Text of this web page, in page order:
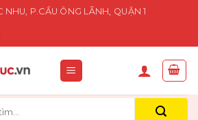
P.CẦU ÔNG LÃNH, QUẬN 1